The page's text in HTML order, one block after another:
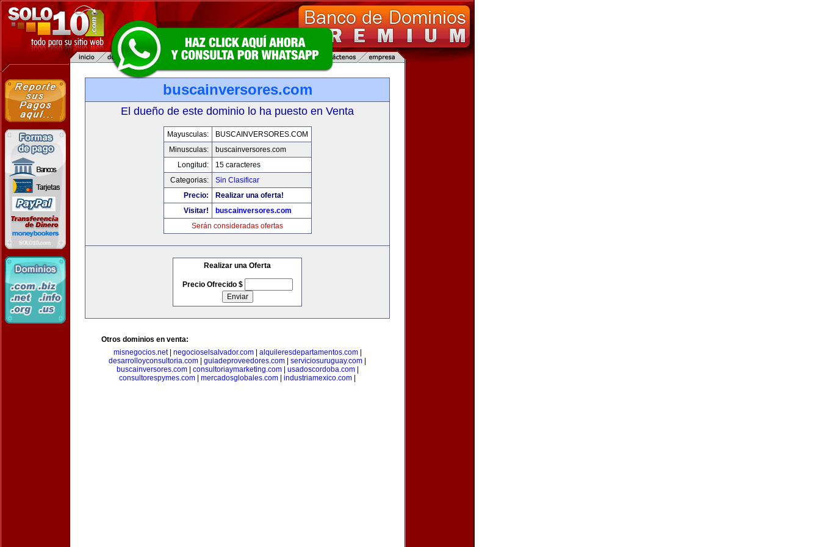
buscainversores.com
El dueño de este dominio lo ha puesto en Venta
Mayusculas:
BUSCAINVERSORES.COM
Minusculas:
buscainversores.com
Longitud:
15 caracteres
Categorias:
Sin Clasificar
Precio:
Realizar una oferta!
Visitar!
buscainversores.com
Serán consideradas ofertas
Realizar una Oferta
Precio Ofrecido $
Otros dominios en venta:
misnegocios.net| negocioselsalvador.com| alquileresdepartamentos.com|
desarrolloyconsultoria.com
guiadeproveedores.com serviciosuruguay.com
buscainversores.com| consultoriaymarketing.com| usadoscordoba.com|
consultorespymes.com
mercadosglobales.com industriamexico.com